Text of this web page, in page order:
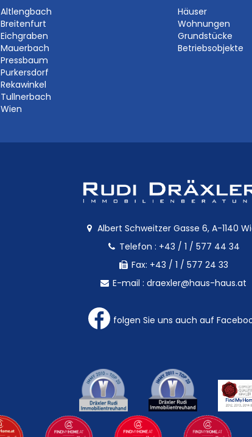
Altlengbach
Breitenfurt
Eichgraben
Mauerbach
Pressbaum
Purkersdorf
Rekawinkel
Tullnerbach
Wien
Häuser
Wohnungen
Grundstücke
Betriebsobjekte
Albert Schweitzer Gasse 6, A-1140
Telefon : +43 / 1 / 577 44 34
Fax: +43 / 1 / 577 24 33
E-mail : draexler@haus-haus.at
folgen Sie uns auch auf